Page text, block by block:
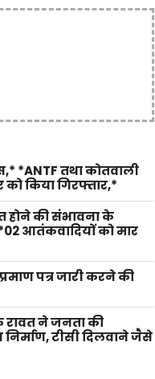
*ANTF तथा कोतवाली
को किया गिरफ्तार,*
होने की संभावना के
आतंकवादियों को मार
पत्र जारी करने की
रावत ने जनता की
टीसी दिलवाने जैसे